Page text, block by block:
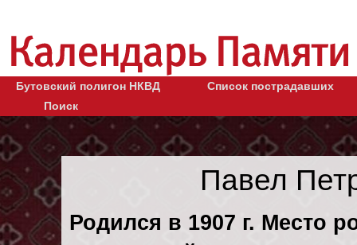
Бутовский полигон НКВД
Список пострадавших
Поиск
Павел
Родился в 1907 г. Место